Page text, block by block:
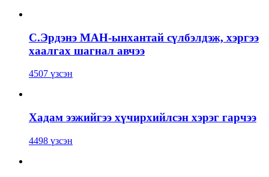
С.Эрдэнэ МАН-ынхантай сүлбэлдэж, хэргээ
хаалгах шагнал авчээ
4507 үзсэн
Хадам ээжийгээ хүчирхийлсэн хэрэг гарчээ
4498 үзсэн